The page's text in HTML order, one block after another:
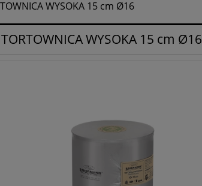
WYSOKA 15 cm Ø16
TORTOWNICA WYSOKA 15 cm Ø16